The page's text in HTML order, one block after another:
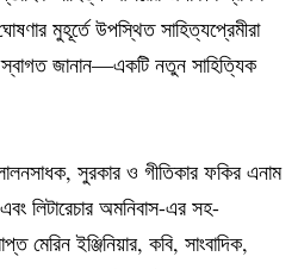
মুহূর্তে উপস্থিত সাহিত্যপ্রেমীরা
জানান—একটি নতুন সাহিত্যিক
সুরকার ও গীতিকার ফকির এনাম
লিটারেচার অমনিবাস-এর সহ-
মেরিন ইঞ্জিনিয়ার, কবি, সাংবাদিক,